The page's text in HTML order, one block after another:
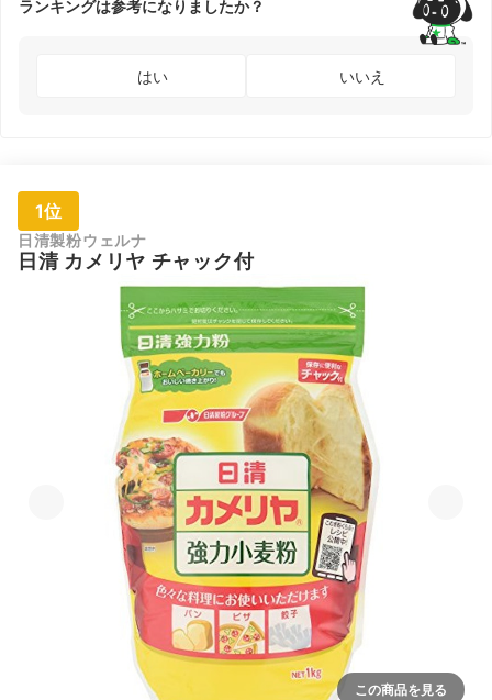
ランキングは参考になりましたか？
はい いいえ
1位
日清製粉ウェルナ
日清 カメリヤ チャック付
この商品を見る